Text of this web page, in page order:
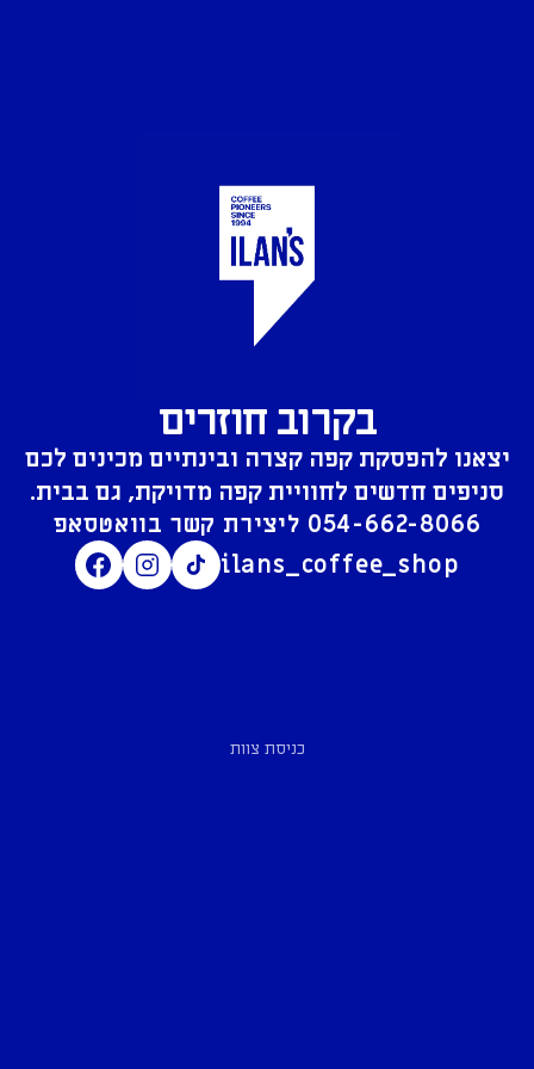
בקרוב חוזרים
יצאנו להפסקת קפה קצרה ובינתיים מכינים לכם
סניפים חדשים לחוויית קפה מדויקת, גם בבית.
054-662-8066
ilans_coffee_shop
כניסת צוות